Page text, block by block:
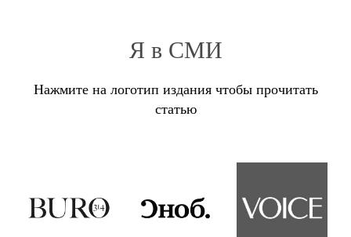
Я в СМИ
Нажмите на логотип издания чтобы прочитать
статью